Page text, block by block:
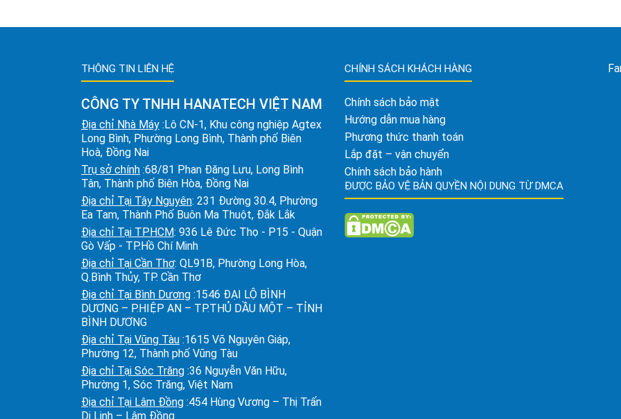
THÔNG TIN LIÊN HỆ
CÔNG TY TNHH HANATECH VIỆT NAM
Địa chỉ Nhà Máy :Lô CN-1, Khu công nghiệp Agtex
Long Bình, Phường Long Bình, Thành phố Biên
Hoà, Đồng Nai
Trụ sở chính :68/81 Phan Đăng Lưu, Long Bình
Tân, Thành phố Biên Hòa, Đồng Nai
Địa chỉ Tại Tây Nguyên: 231 Đường 30.4, Phường
Ea Tam, Thành Phố Buôn Ma Thuột, Đắk Lắk
Địa chỉ Tại TPHCM: 936 Lê Đức Thọ - P15 - Quận
Gò Vấp - TP.Hồ Chí Minh
Địa chỉ Tại Cần Thơ: QL91B, Phường Long Hòa,
Q.Bình Thủy, TP. Cần Thơ
Địa chỉ Tại Bình Dương :1546 ĐẠI LỘ BÌNH
DƯƠNG – P.HIỆP AN – TP.THỦ DẦU MỘT – TỈNH
BÌNH DƯƠNG
Địa chỉ Tại Vũng Tàu :1615 Võ Nguyên Giáp,
Phường 12, Thành phố Vũng Tàu
Địa chỉ Tại Sóc Trăng :36 Nguyễn Văn Hữu,
Phường 1, Sóc Trăng, Việt Nam
Địa chỉ Tại Lâm Đồng :454 Hùng Vương – Thị Trấn
Di Linh – Lâm Đồng
CHÍNH SÁCH KHÁCH HÀNG
Chính sách bảo mật
Hướng dẫn mua hàng
Phương thức thanh toán
Lắp đặt – vận chuyển
Chính sách bảo hành
ĐƯỢC BẢO VỆ BẢN QUYỀN NỘI DUNG TỪ DMCA